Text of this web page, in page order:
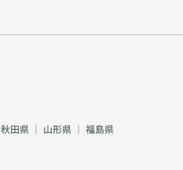
秋田県 ｜ 山形県 ｜ 福島県